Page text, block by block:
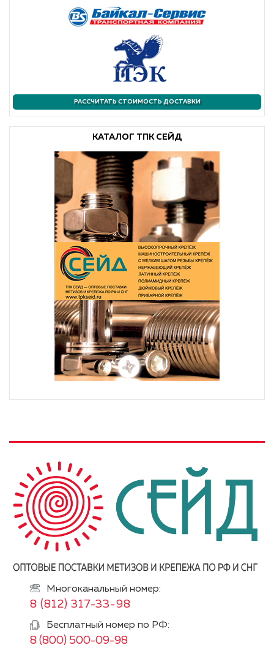
РАССЧИТАТЬ СТОИМОСТЬ ДОСТАВКИ
КАТАЛОГ ТПК СЕЙД
Многоканальный номер:
8 (812) 317-33-98
Бесплатный номер по РФ:
8 (800) 500-09-98